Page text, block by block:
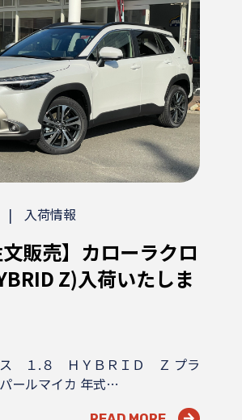
| 入荷情報
文販売】カローラクロ
Z)入荷いたしま
ス １.８ ＨＹＢＲＩＤ Ｚ プラ
ールマイカ 年式…